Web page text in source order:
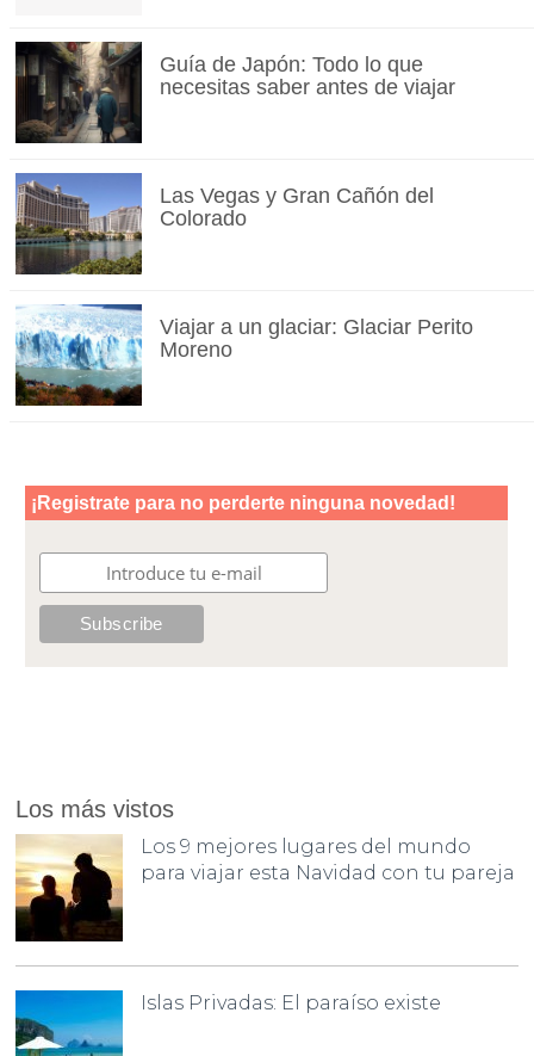
Guía de Japón: Todo lo que
necesitas saber antes de viajar
Las Vegas y Gran Cañón del
Colorado
Viajar a un glaciar: Glaciar Perito
Moreno
Los más vistos
Los 9 mejores lugares del mundo
para viajar esta Navidad con tu pareja
Islas Privadas: El paraíso existe